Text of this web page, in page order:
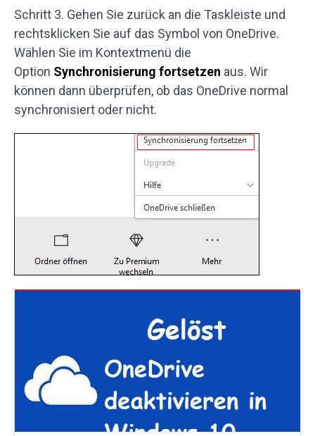
Schritt 3. Gehen Sie zurück an die Taskleiste und
rechtsklicken Sie auf das Symbol von OneDrive.
Wählen Sie im Kontextmenü die
Option Synchronisierung fortsetzen aus. Wir
können dann überprüfen, ob das OneDrive normal
synchronisiert oder nicht.